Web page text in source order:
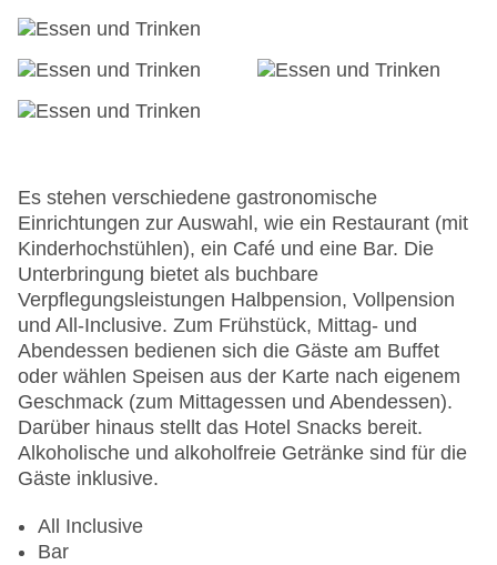
Landeskategorie: 3 Sterne
Es stehen verschiedene gastronomische
Einrichtungen zur Auswahl, wie ein Restaurant (mit
Kinderhochstühlen), ein Café und eine Bar. Die
Unterbringung bietet als buchbare
Verpflegungsleistungen Halbpension, Vollpension
und All-Inclusive. Zum Frühstück, Mittag- und
Abendessen bedienen sich die Gäste am Buffet
oder wählen Speisen aus der Karte nach eigenem
Geschmack (zum Mittagessen und Abendessen).
Darüber hinaus stellt das Hotel Snacks bereit.
Alkoholische und alkoholfreie Getränke sind für die
Gäste inklusive.
All Inclusive
Bar